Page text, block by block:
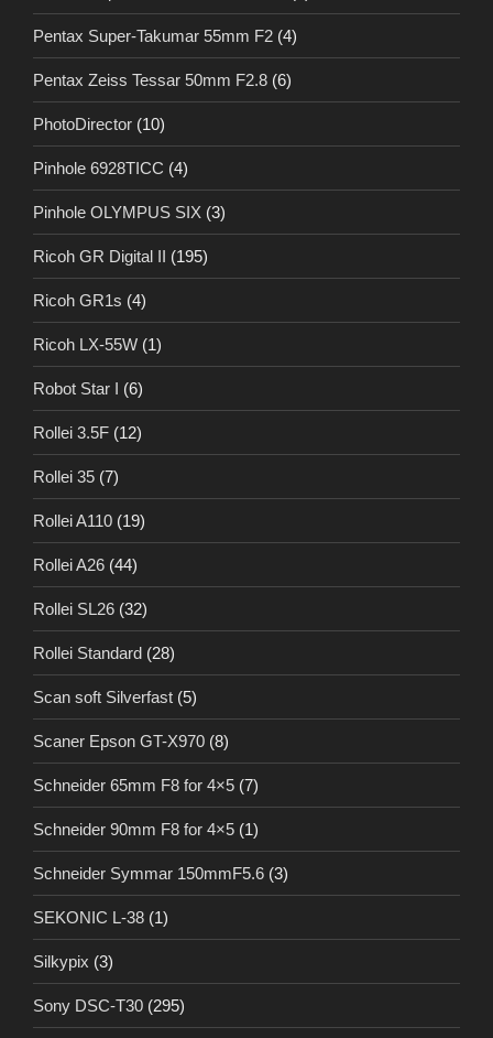
Pentax Super-Takumar 55mm F2 (4)
Pentax Zeiss Tessar 50mm F2.8 (6)
PhotoDirector (10)
Pinhole 6928TICC (4)
Pinhole OLYMPUS SIX (3)
Ricoh GR Digital II (195)
Ricoh GR1s (4)
Ricoh LX-55W (1)
Robot Star I (6)
Rollei 3.5F (12)
Rollei 35 (7)
Rollei A110 (19)
Rollei A26 (44)
Rollei SL26 (32)
Rollei Standard (28)
Scan soft Silverfast (5)
Scaner Epson GT-X970 (8)
Schneider 65mm F8 for 4×5 (7)
Schneider 90mm F8 for 4×5 (1)
Schneider Symmar 150mmF5.6 (3)
SEKONIC L-38 (1)
Silkypix (3)
Sony DSC-T30 (295)